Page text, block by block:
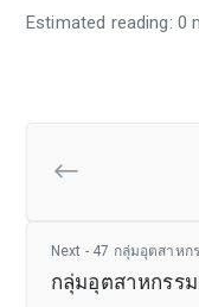
Estimated reading: 0
Next - 47 กลุ่มอุตสาหก
กลุ่มอุตสาหกรรม